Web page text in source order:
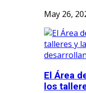
May 26,
El Área
los